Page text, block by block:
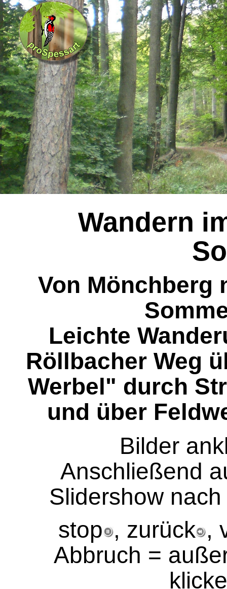
Wandern
Von Mönchberg
Leichte
Röllbacher Weg
Werbel" durch
und über
Bilder
Anschließend
Slidershow
stop , zurück ,
Abbruch =